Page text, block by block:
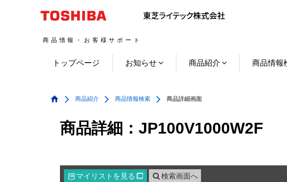
商品情報・お客様サポート
トップページ お知らせ 商品紹介 商品情報
商品紹介 商品情報検索 商品詳細画面
商品詳細：JP100V1000W2F
マイリスト を見る  検索画面へ